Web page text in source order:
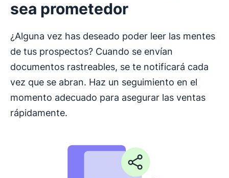
sea prometedor
¿Alguna vez has deseado poder leer las mentes
de tus prospectos? Cuando se envían
documentos rastreables, se te notificará cada
vez que se abran. Haz un seguimiento en el
momento adecuado para asegurar las ventas
rápidamente.